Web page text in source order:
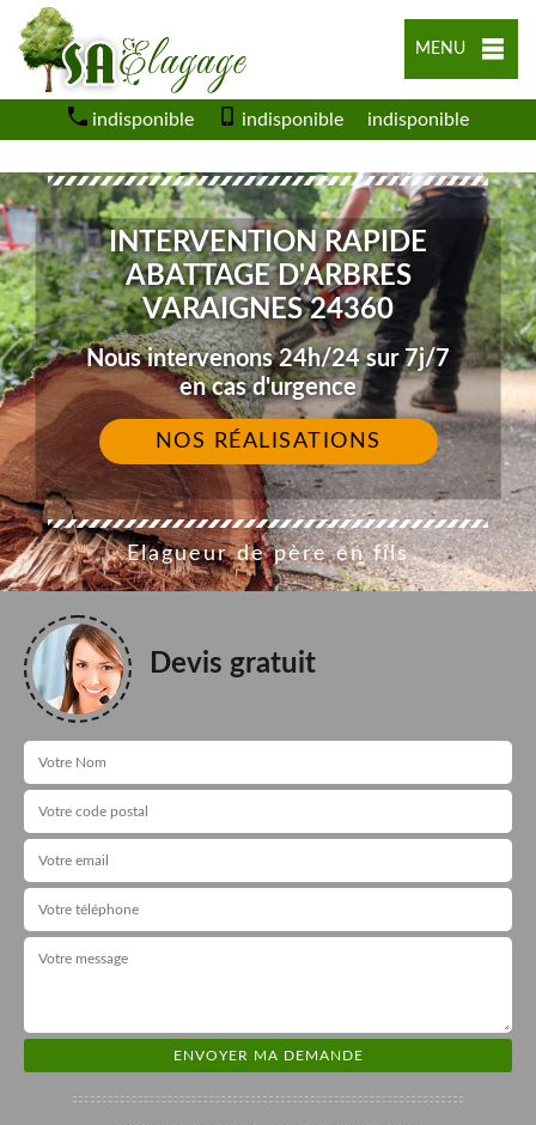
MENU
indisponible indisponible indisponible
INTERVENTION RAPIDE
ABATTAGE D'ARBRES
VARAIGNES 24360
Nous intervenons 24h/24 sur 7j/7
en cas d'urgence
NOS RÉALISATIONS
Elagueur de père en fils
Devis gratuit